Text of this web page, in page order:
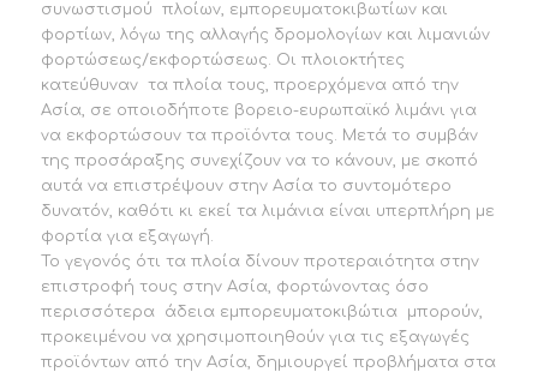
συνωστισμού πλοίων, εμπορευματοκιβωτίων και
φορτίων, λόγω της αλλαγής δρομολογίων και λιμανιών
φορτώσεως/εκφορτώσεως. Οι πλοιοκτήτες
κατεύθυναν τα πλοία τους, προερχόμενα από την
Ασία, σε οποιοδήποτε βορειο-ευρωπαϊκό λιμάνι για
να εκφορτώσουν τα προϊόντα τους. Μετά το συμβάν
της προσάραξης συνεχίζουν να το κάνουν, με σκοπό
αυτά να επιστρέψουν στην Ασία το συντομότερο
δυνατόν, καθότι κι εκεί τα λιμάνια είναι υπερπλήρη με
φορτία για εξαγωγή.
Το γεγονός ότι τα πλοία δίνουν προτεραιότητα στην
επιστροφή τους στην Ασία, φορτώνοντας όσο
περισσότερα άδεια εμπορευματοκιβώτια μπορούν,
προκειμένου να χρησιμοποιηθούν για τις εξαγωγές
προϊόντων από την Ασία, δημιουργεί προβλήματα στα